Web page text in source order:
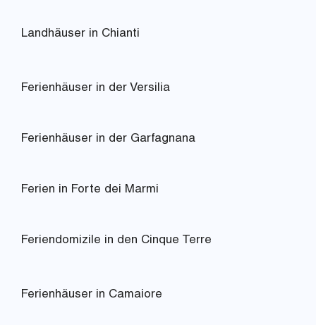
Landhäuser in Chianti
Ferienhäuser in der Versilia
Ferienhäuser in der Garfagnana
Ferien in Forte dei Marmi
Feriendomizile in den Cinque Terre
Ferienhäuser in Camaiore